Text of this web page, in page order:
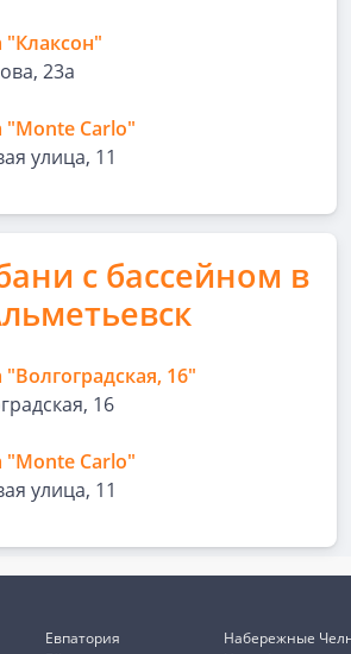
"Клаксон"
23а
"Monte Carlo"
улица, 11
с бассейном в
"Волгоградская, 16"
16
"Monte Carlo"
улица, 11
Евпатория
Набережные